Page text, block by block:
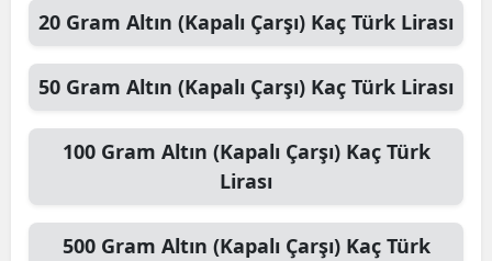
20 Gram Altın (Kapalı Çarşı) Kaç Türk Lirası
50 Gram Altın (Kapalı Çarşı) Kaç Türk Lirası
100 Gram Altın (Kapalı Çarşı)Kaç Türk
Lirası
500 Gram Altın (Kapalı Çarşı)Kaç Türk